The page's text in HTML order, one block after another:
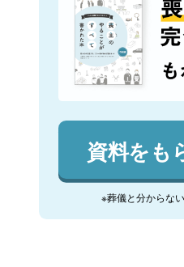
資料をも
※葬儀と分からな